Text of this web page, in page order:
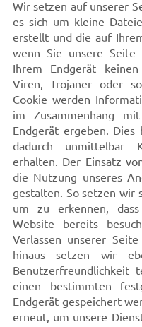
Wir setzen auf unserer
es sich um kleine
erstellt und die auf
wenn Sie unsere Seite
Ihrem Endgerät
Viren, Trojaner oder
Cookie werden
im Zusammenhang
Endgerät ergeben.
dadurch unmittelbar
erhalten. Der Einsatz
die Nutzung unseres
gestalten. So setzen wir
um zu erkennen,
Website bereits
Verlassen unserer
hinaus setzen wir
Benutzerfreundlichkeit
einen bestimmten
Endgerät gespeichert
erneut, um unsere